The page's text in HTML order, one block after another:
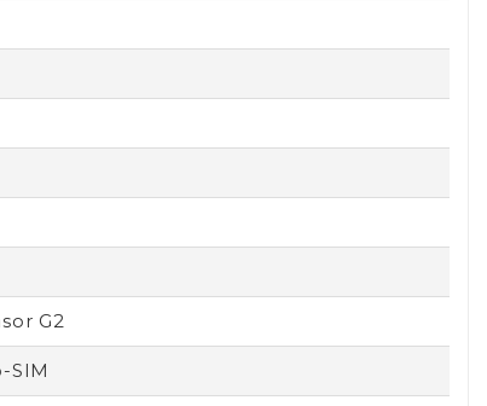
G2
SIM